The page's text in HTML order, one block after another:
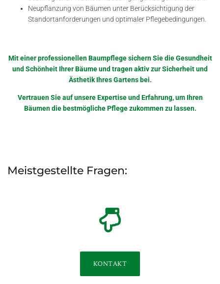
Neupflanzung von Bäumen unter Berücksichtigung der
Standortanforderungen und optimaler Pflegebedingungen.
Mit einer professionellen Baumpflege sichern Sie die Gesundheit
und Schönheit Ihrer Bäume und tragen aktiv zur Sicherheit und
Ästhetik Ihres Gartens bei.
Vertrauen Sie auf unsere Expertise und Erfahrung, um Ihren
Bäumen die bestmögliche Pflege zukommen zu lassen.
Meistgestellte Fragen:
KONTAKT